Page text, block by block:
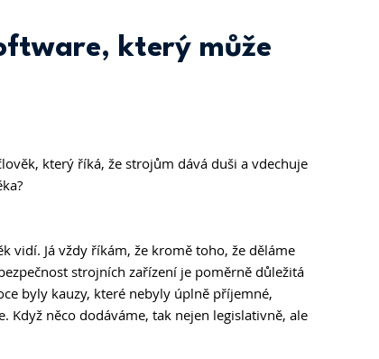
který může
který říká, že strojům dává duši a vdechuje
vidí. Já vždy říkám, že kromě toho, že děláme
strojních zařízení je poměrně důležitá
byly kauzy, které nebyly úplně příjemné,
Když něco dodáváme, tak nejen legislativně, ale